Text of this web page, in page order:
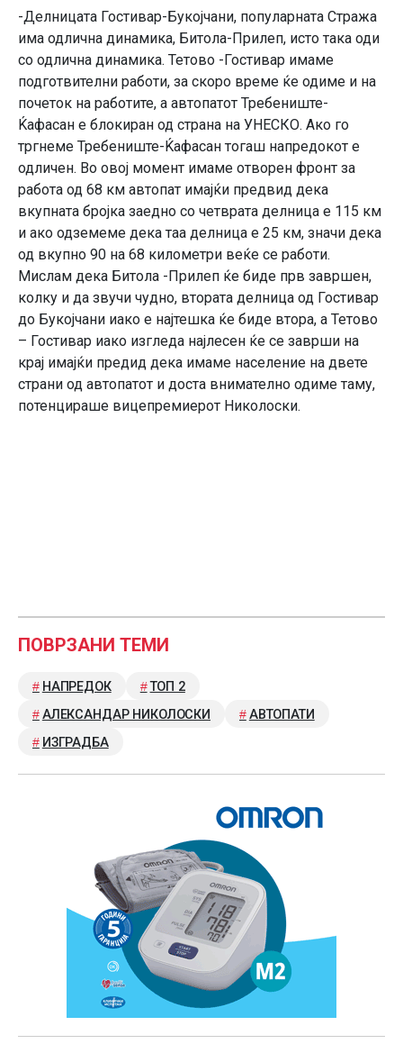
-Делницата Гостивар-Букојчани, популарната Стража
има одлична динамика, Битола-Прилеп, исто така оди
со одлична динамика. Тетово -Гостивар имаме
подготвителни работи, за скоро време ќе одиме и на
почеток на работите, а автопатот Требениште-
Ќафасан е блокиран од страна на УНЕСКО. Ако го
тргнеме Требениште-Ќафасан тогаш напредокот е
одличен. Во овој момент имаме отворен фронт за
работа од 68 км автопат имајќи предвид дека
вкупната бројка заедно со четврата делница е 115 км
и ако одземеме дека таа делница е 25 км, значи дека
од вкупно 90 на 68 километри веќе се работи.
Мислам дека Битола -Прилеп ќе биде прв завршен,
колку и да звучи чудно, втората делница од Гостивар
до Букојчани иако е најтешка ќе биде втора, а Тетово
– Гостивар иако изгледа најлесен ќе се заврши на
крај имајќи предид дека имаме население на двете
страни од автопатот и доста внимателно одиме таму,
потенцираше вицепремиерот Николоски.
ПОВРЗАНИ ТЕМИ
НАПРЕДОК
ТОП 2
АЛЕКСАНДАР НИКОЛОСКИ
АВТОПАТИ
ИЗГРАДБА